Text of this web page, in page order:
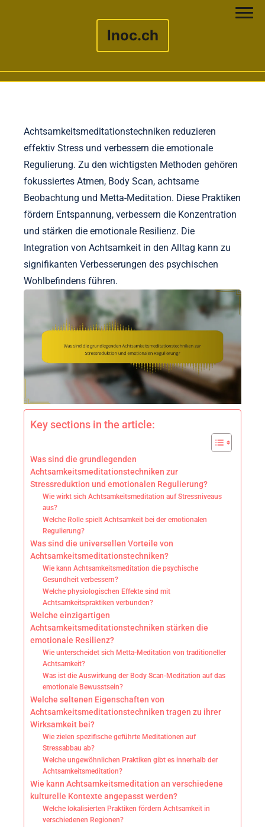
lnoc.ch
Achtsamkeitsmeditationstechniken reduzieren
effektiv Stress und verbessern die emotionale
Regulierung. Zu den wichtigsten Methoden gehören
fokussiertes Atmen, Body Scan, achtsame
Beobachtung und Metta-Meditation. Diese Praktiken
fördern Entspannung, verbessern die Konzentration
und stärken die emotionale Resilienz. Die
Integration von Achtsamkeit in den Alltag kann zu
signifikanten Verbesserungen des psychischen
Wohlbefindens führen.
Key sections in the article:
Was sind die grundlegenden
Achtsamkeitsmeditationstechniken zur
Stressreduktion und emotionalen Regulierung?
Wie wirkt sich Achtsamkeitsmeditation auf Stressniveaus
aus?
Welche Rolle spielt Achtsamkeit bei der emotionalen
Regulierung?
Was sind die universellen Vorteile von
Achtsamkeitsmeditationstechniken?
Wie kann Achtsamkeitsmeditation die psychische
Gesundheit verbessern?
Welche physiologischen Effekte sind mit
Achtsamkeitspraktiken verbunden?
Welche einzigartigen
Achtsamkeitsmeditationstechniken stärken die
emotionale Resilienz?
Wie unterscheidet sich Metta-Meditation von traditioneller
Achtsamkeit?
Was ist die Auswirkung der Body Scan-Meditation auf das
emotionale Bewusstsein?
Welche seltenen Eigenschaften von
Achtsamkeitsmeditationstechniken tragen zu ihrer
Wirksamkeit bei?
Wie zielen spezifische geführte Meditationen auf
Stressabbau ab?
Welche ungewöhnlichen Praktiken gibt es innerhalb der
Achtsamkeitsmeditation?
Wie kann Achtsamkeitsmeditation an verschiedene
kulturelle Kontexte angepasst werden?
Welche lokalisierten Praktiken fördern Achtsamkeit in
verschiedenen Regionen?